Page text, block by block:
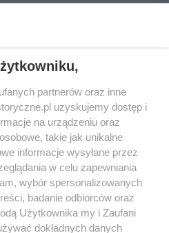
partnerów oraz inne
uzyskujemy dostęp i
na urządzeniu oraz
takie jak unikalne
informacje wysyłane przez
w celu zapewniania
wybór spersonalizowanych
badanie odbiorców oraz
Użytkownika my i Zaufani
dokładnych danych